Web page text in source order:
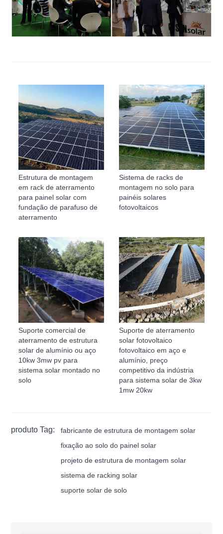
Estrutura de montagem
em rack de aterramento
para painel solar com
fundação de parafuso de
aterramento
Sistema de racks de
montagem no solo para
painéis solares
fotovoltaicos
Suporte comercial de
aterramento de estrutura
solar de alumínio ou aço
10kw 3mw pv para
sistema solar montado no
solo
Suporte de aterramento
solar fotovoltaico
fotovoltaico em aço e
alumínio, preço
competitivo da indústria
para sistema solar de 3kw
1mw 20kw
produto Tag:
fabricante de estrutura de montagem solar
fixação ao solo do painel solar
projeto de estrutura de montagem solar
sistema de racking solar
suporte solar de solo